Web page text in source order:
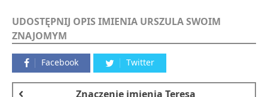
UDOSTĘPNIJ OPIS IMIENIA URSZULA SWOIM
ZNAJOMYM
Facebook Twitter
Znaczenie imienia Teresa